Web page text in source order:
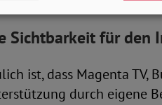
Sichtbarkeit für den
ist, dass Magenta
durch eigene